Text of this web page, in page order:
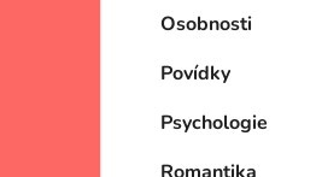
Osobnosti
Povídky
Psychologie